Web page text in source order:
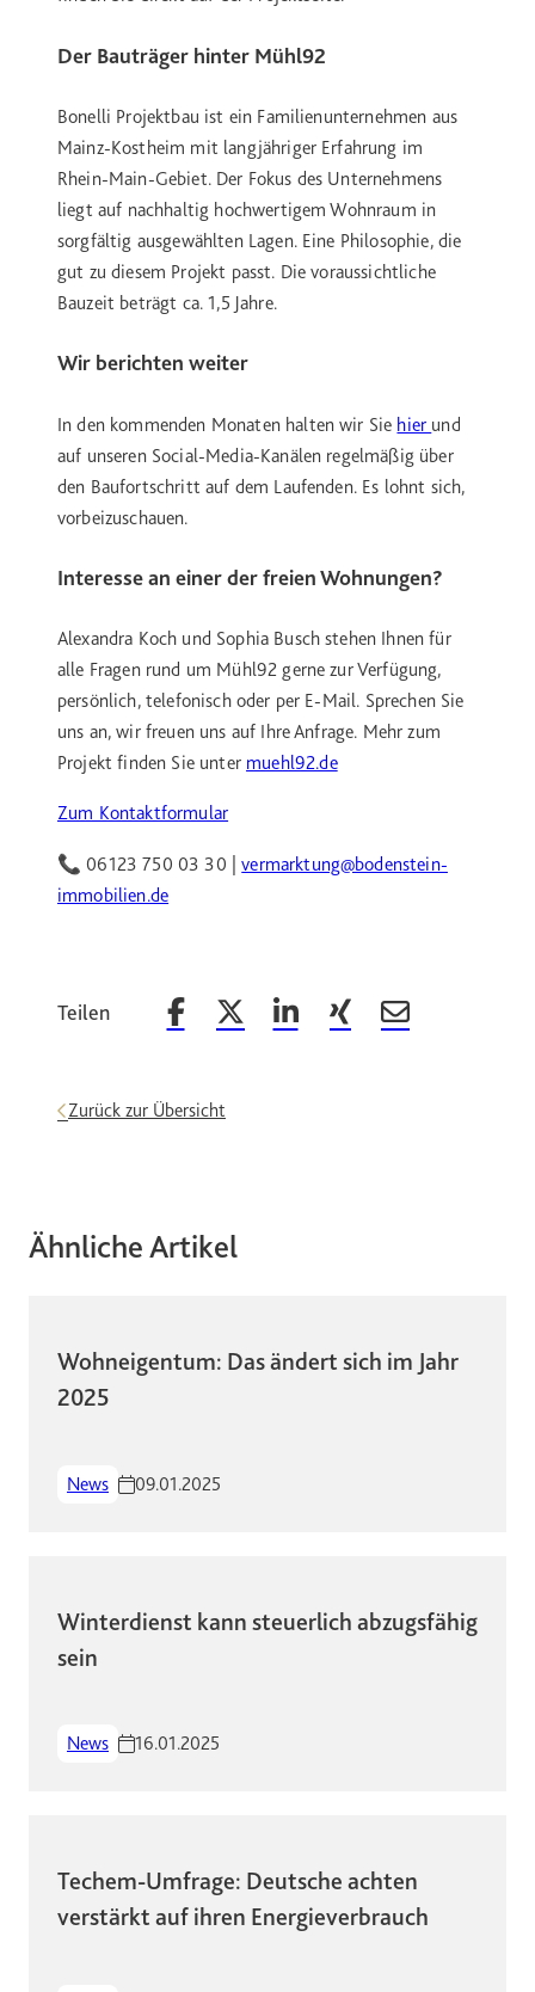
Der Bauträger hinter Mühl92
Bonelli Projektbau ist ein Familienunternehmen aus
Mainz-Kostheim mit langjähriger Erfahrung im
Rhein-Main-Gebiet. Der Fokus des Unternehmens
liegt auf nachhaltig hochwertigem Wohnraum in
sorgfältig ausgewählten Lagen. Eine Philosophie, die
gut zu diesem Projekt passt. Die voraussichtliche
Bauzeit beträgt ca. 1,5 Jahre.
Wir berichten weiter
In den kommenden Monaten halten wir Sie hier und
auf unseren Social-Media-Kanälen regelmäßig über
den Baufortschritt auf dem Laufenden. Es lohnt sich,
vorbeizuschauen.
Interesse an einer der freien Wohnungen?
Alexandra Koch und Sophia Busch stehen Ihnen für
alle Fragen rund um Mühl92 gerne zur Verfügung,
persönlich, telefonisch oder per E-Mail. Sprechen Sie
uns an, wir freuen uns auf Ihre Anfrage. Mehr zum
Projekt finden Sie unter muehl92.de
Zum Kontaktformular
📞 06123 750 03 30 |vermarktung@bodenstein-
immobilien.de
Teilen Beitrag auf Facebook teilen
Beitrag auf X teilen
Beitrag auf LinkedIn teilen
Beitrag auf Xing teilen
Beitrag per
Zurück zur Übersicht
Ähnliche Artikel
Wohneigentum: Das ändert sich im Jahr
2025
News 09.01.2025
Winterdienst kann steuerlich abzugsfähig
sein
News 16.01.2025
Techem-Umfrage: Deutsche achten
verstärkt auf ihren Energieverbrauch